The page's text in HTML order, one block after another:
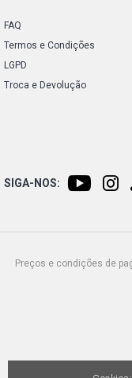
FAQ
Termos e Condições
LGPD
Troca e Devolução
SIGA-NOS:
Preços e condições de